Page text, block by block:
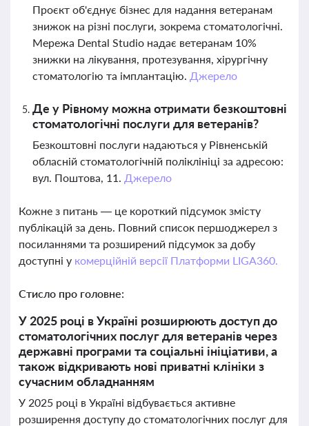
Проєкт об'єднує бізнес для надання ветеранам
знижок на різні послуги, зокрема стоматологічні.
Мережа Dental Studio надає ветеранам 10%
знижки на лікування, протезування, хірургічну
стоматологію та імплантацію. Джерело
Де у Рівному можна отримати безкоштовні
стоматологічні послуги для ветеранів?
Безкоштовні послуги надаються у Рівненській
обласній стоматологічній поліклініці за адресою:
вул. Поштова, 11. Джерело
Кожне з питань — це короткий підсумок змісту
публікацій за день. Повний список першоджерел з
посиланнями та розширений підсумок за добу
доступні у комерційній версії Платформи LIGA360.
Стисло про головне:
У 2025 році в Україні розширюють доступ до
стоматологічних послуг для ветеранів через
державні програми та соціальні ініціативи, а
також відкривають нові приватні клініки з
сучасним обладнанням
У 2025 році в Україні відбувається активне
розширення доступу до стоматологічних послуг для